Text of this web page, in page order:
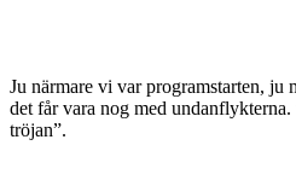
Ju närmare vi var programstarten, ju
det får vara nog med
tröjan”.